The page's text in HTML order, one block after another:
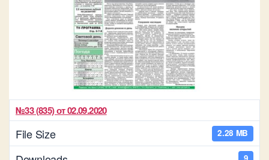
№33 (835) от 02.09.2020
File Size 2.28 MB
9